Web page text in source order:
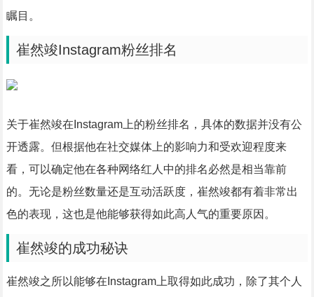
瞩目。
崔然竣Instagram粉丝排名
关于崔然竣在Instagram上的粉丝排名，具体的数据并没有公
开透露。但根据他在社交媒体上的影响力和受欢迎程度来
看，可以确定他在各种网络红人中的排名必然是相当靠前
的。无论是粉丝数量还是互动活跃度，崔然竣都有着非常出
色的表现，这也是他能够获得如此高人气的重要原因。
崔然竣的成功秘诀
崔然竣之所以能够在Instagram上取得如此成功，除了其个人